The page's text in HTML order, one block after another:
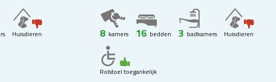
Huisdieren 8 kamers 16 bedden 3 badkamers Huisdieren
Rolstoel toegankelijk